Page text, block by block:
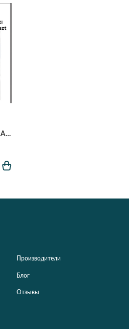
Брюки мужские теплые D&A KN 015 Различные цвета
Производители
Блог
Отзывы